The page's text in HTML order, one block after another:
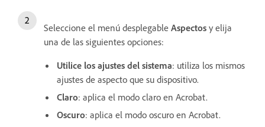
Seleccione el menú desplegable Aspectos y elija
una de las siguientes opciones:
Utilice los ajustes del sistema: utiliza los mismos
ajustes de aspecto que su dispositivo.
Claro: aplica el modo claro en Acrobat.
Oscuro: aplica el modo oscuro en Acrobat.